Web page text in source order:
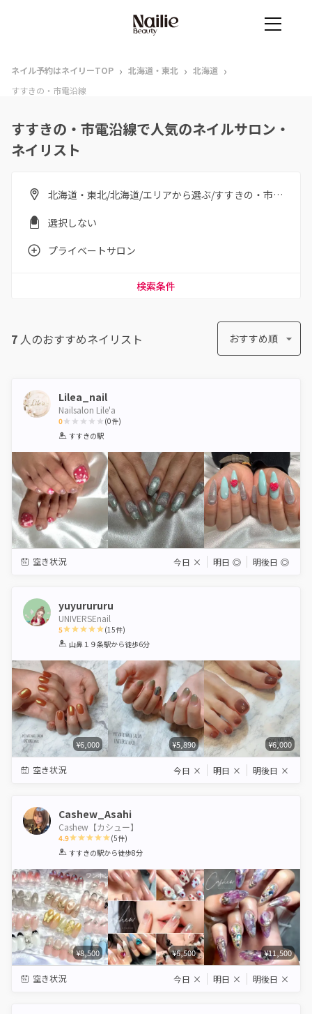
ネイル予約はネイリーTOP › 北海道・東北 › 北海道 ›
すすきの・市電沿線
すすきの・市電沿線で人気のネイルサロン・
ネイリスト
北海道・東北/北海道/エリアから選ぶ/すすきの・市電沿線
選択しない
プライベートサロン
検索条件
7 人のおすすめネイリスト おすすめ順
Lilea_nail
Nailsalon Lile'a
0
1 2 3 4 5
(0件)
すすきの駅
空き状況 今日 × 明日 ◎ 明後日 ◎
yuyurururu
UNIVERSEnail
5
1 2 3 4 5
(15件)
山鼻１９条駅から徒歩6分
¥6,000 ¥5,890 ¥6,000
空き状況 今日 × 明日 × 明後日 ×
Cashew_Asahi
Cashew【カシュー】
4.9
1 2 3 4 5
(5件)
すすきの駅から徒歩8分
¥8,500 ¥6,500 ¥11,500
空き状況 今日 × 明日 × 明後日 ×